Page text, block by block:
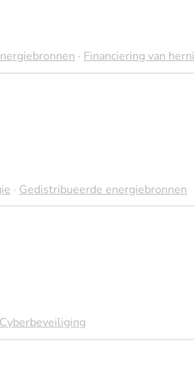
· Financiering van
· Gedistribueerde energiebronnen
Cyberbeveiliging